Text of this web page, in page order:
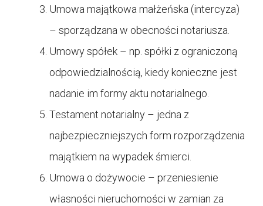
Umowa majątkowa małżeńska (intercyza)
– sporządzana w obecności notariusza.
Umowy spółek – np. spółki z ograniczoną
odpowiedzialnością, kiedy konieczne jest
nadanie im formy aktu notarialnego.
Testament notarialny – jedna z
najbezpieczniejszych form rozporządzenia
majątkiem na wypadek śmierci.
Umowa o dożywocie – przeniesienie
własności nieruchomości w zamian za